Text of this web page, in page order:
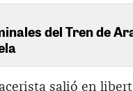
del Tren de
salió en